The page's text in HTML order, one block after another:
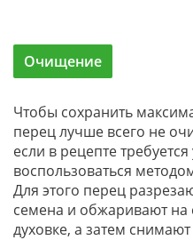
Очищение
Чтобы сохранить
перец лучше всего не
если в рецепте
воспользоваться
Для этого перец
семена и обжаривают на
духовке, а затем